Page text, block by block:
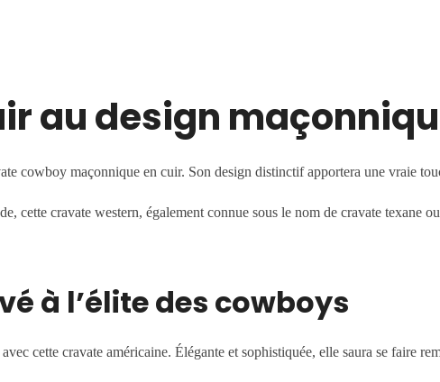
au design
cowboy maçonnique en cuir. Son design distinctif apportera une vraie
cette cravate western, également connue sous le nom de cravate texane
à l’élite des cowboys
cette cravate américaine. Élégante et sophistiquée, elle saura se faire